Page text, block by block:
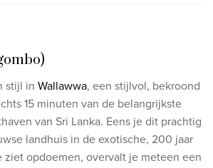
stijl in Wallawwa, een stijlvol, bekroond
15 minuten van de belangrijkste
van Sri Lanka. Eens je dit prachtig
landhuis in de exotische, 200 jaar
opdoemen, overvalt je meteen een